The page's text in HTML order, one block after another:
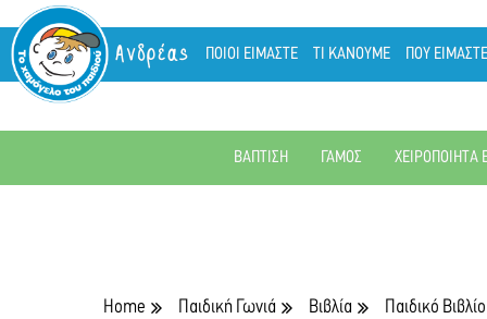
Ανδρέας ΠΟΙΟΙ ΕΙΜΑΣΤΕ ΤΙ ΚΑΝΟΥΜΕ ΠΟΥ ΕΙΜΑΣΤΕ
ΒΑΠΤΙΣΗ ΓΑΜΟΣ ΧΕΙΡΟΠΟΙΗΤΑ
Home Παιδική Γωνιά Βιβλία Παιδικό